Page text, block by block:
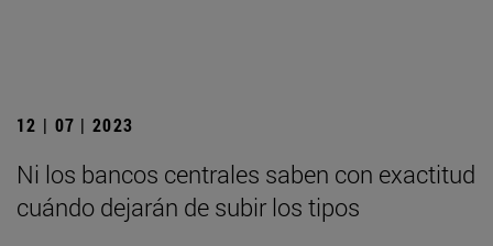
12 | 07 | 2023
Ni los bancos centrales saben con exactitud
cuándo dejarán de subir los tipos